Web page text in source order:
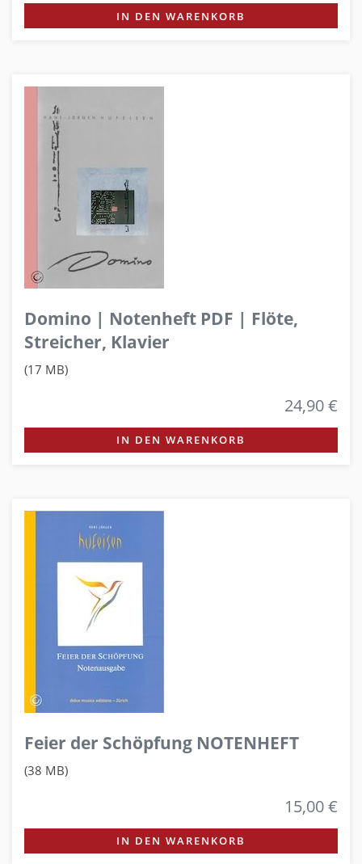
IN DEN WARENKORB
Domino | Notenheft PDF | Flöte,
Streicher, Klavier
(17 MB)
24,90 €
IN DEN WARENKORB
Feier der Schöpfung NOTENHEFT
(38 MB)
15,00 €
IN DEN WARENKORB